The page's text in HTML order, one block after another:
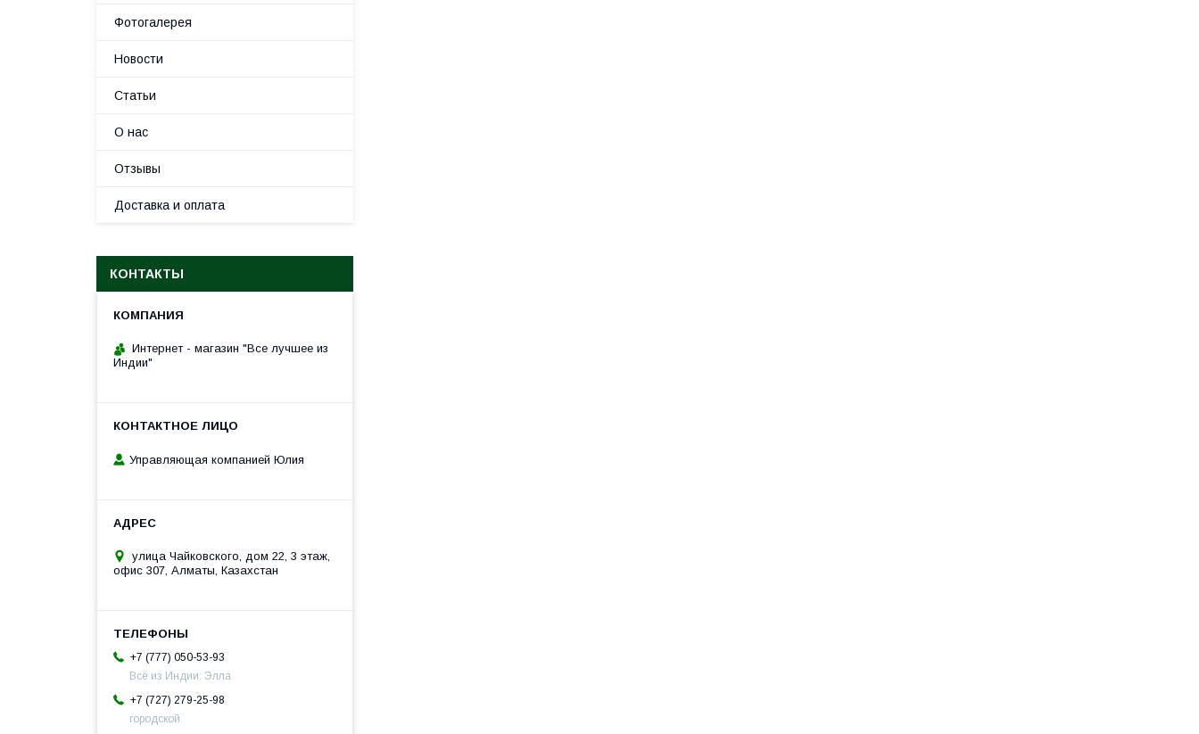
Фотогалерея
Новости
Статьи
О нас
Отзывы
Доставка и оплата
КОНТАКТЫ
Интернет - магазин "Все лучшее из
Индии"
Управляющая компанией Юлия
улица Чайковского, дом 22, 3 этаж,
офис 307, Алматы, Казахстан
+7 (777) 050-53-93
Всё из Индии: Элла
+7 (727) 279-25-98
городской